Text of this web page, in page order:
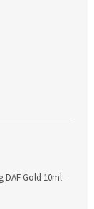
DAF Gold 10ml -